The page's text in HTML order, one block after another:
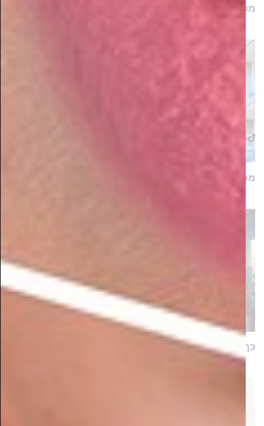
מפתיע! המגזר החרדי משנה את מפת הדיגיטל בישראל
מטורף: דירה על הים בפחות מ-16,000 שקלים למ"ר!
כך תשיגו נכס מניב בבירת העסקים החדשה של ישראל